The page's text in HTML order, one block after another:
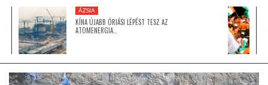
GLOBOTV BP
ÁZSIA
KÍNA ÚJABB ÓRIÁSI LÉPÉST TESZ AZ
ATOMENERGIA…